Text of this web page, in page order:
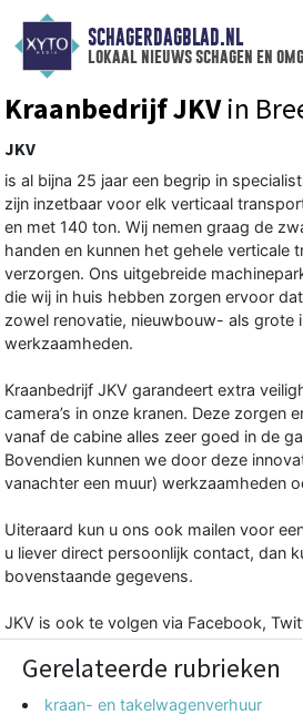
SCHAGERDAGBLAD.NL
lokaal nieuws schagen en
Kraanbedrijf JKVin
JKV
is al bijna 25 jaar een begrip in
zijn inzetbaar voor elk verticaal
en met 140 ton. Wij nemen graag de
handen en kunnen het gehele verticale
verzorgen. Ons uitgebreide
die wij in huis hebben zorgen ervoor
zowel renovatie, nieuwbouw- als grote
werkzaamheden.
Kraanbedrijf JKV garandeert extra
camera’s in onze kranen. Deze zorgen
vanaf de cabine alles zeer goed in de
Bovendien kunnen we door deze
vanachter een muur) werkzaamheden
Uiteraard kun u ons ook mailen voor
u liever direct persoonlijk contact, dan
bovenstaande gegevens.
JKV is ook te volgen via Facebook,
Gerelateerde rubrieken
kraan- en takelwagenverhuur